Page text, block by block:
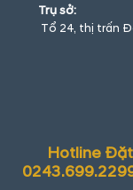
Trụ sở:
Tổ 24, thị trấn
Hotline Đặt